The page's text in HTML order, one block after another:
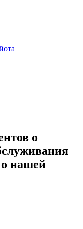
о
о нашей